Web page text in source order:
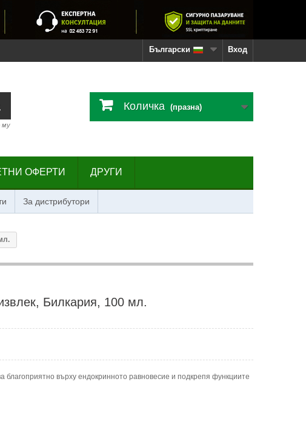
Вход
Български
му
Количка (празна)
ОФЕРТИ ДРУГИ
За дистрибутори
Билкария, 100 мл.
благоприятно върху ендокринното равновесие и подкрепя функциите